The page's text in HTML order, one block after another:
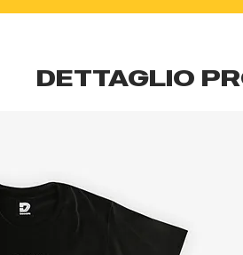
DETTAGLIO